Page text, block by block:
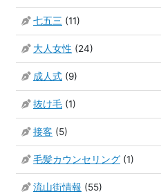
七五三 (11)
大人女性 (24)
成人式 (9)
抜け毛 (1)
接客 (5)
毛髪カウンセリング (1)
流山街情報 (55)